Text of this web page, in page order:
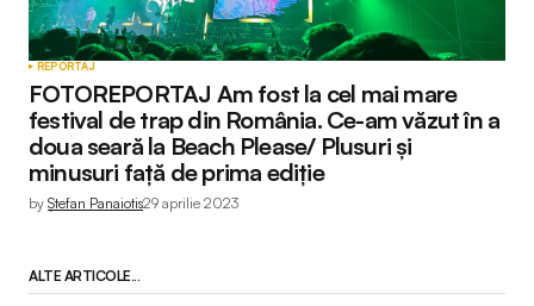
REPORTAJ
FOTOREPORTAJ Am fost la cel mai mare
festival de trap din România. Ce-am văzut în a
doua seară la Beach Please/ Plusuri și
minusuri față de prima ediție
by Ștefan Panaiotis29 aprilie 2023
ALTE ARTICOLE...